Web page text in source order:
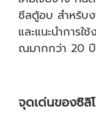
ซีลตู้อบ สำหรับ
และแนะนำการใ
ณมากกว่า 20 ปี
จุดเด่นของซิลิ